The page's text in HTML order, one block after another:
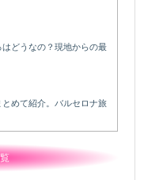
どうなの？現地からの最
めて紹介。バルセロナ旅